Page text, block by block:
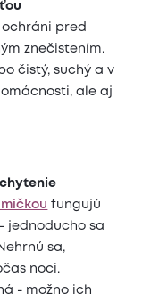
pred
znečistením.
čistý, suchý a v
ale aj
fungujú
jednoducho sa
sa,
noci.
- možno ich